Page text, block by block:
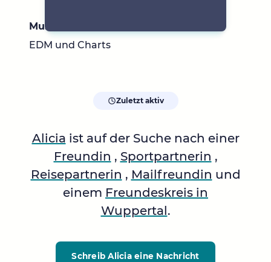
Musik
EDM und Charts
Zuletzt aktiv
Alicia ist auf der Suche nach einer
Freundin , Sportpartnerin ,
Reisepartnerin , Mailfreundin und
einem Freundeskreis in
Wuppertal.
Schreib Aliciaeine Nachricht